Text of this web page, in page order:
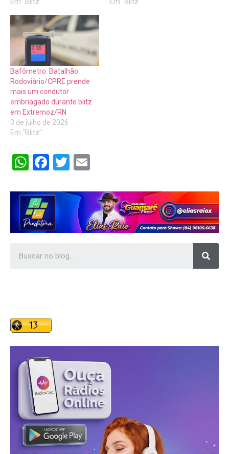
Em "Blitz"
Em "Blitz"
Bafômetro: Batalhão
Rodoviário/CPRE prende
mais um condutor
embriagado durante blitz
em Extremoz/RN
3 de julho de 2026
Em "Blitz"
WhatsApp
Facebook
Twitter